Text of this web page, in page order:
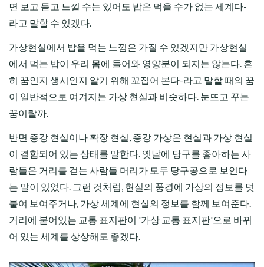
면 보고 듣고 느낄 수는 있어도 밥은 먹을 수가 없는 세계다-
라고 말할 수 있겠다.
가상현실에서 밥을 먹는 느낌은 가질 수 있겠지만 가상현실
에서 먹는 밥이 우리 몸에 들어와 영양분이 되지는 않는다. 흔
히 꿈인지 생시인지 알기 위해 꼬집어 본다-라고 말할 때의 꿈
이 일반적으로 여겨지는 가상 현실과 비슷하다. 눈뜨고 꾸는
꿈이랄까.
반면 증강 현실이나 확장 현실, 증강 가상은 현실과 가상 현실
이 결합되어 있는 상태를 말한다. 옛날에 당구를 좋아하는 사
람들은 거리를 걷는 사람들 머리가 모두 당구공으로 보인다
는 말이 있었다. 그런 것처럼, 현실의 풍경에 가상의 정보를 덧
붙여 보여주거나, 가상 세계에 현실의 정보를 함께 보여준다.
거리에 붙어있는 교통 표지판이 '가상 교통 표지판'으로 바뀌
어 있는 세계를 상상해도 좋겠다.